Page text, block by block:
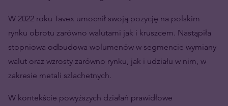
W 2022 roku Tavex umocnił swoją pozycję na polskim
rynku obrotu zarówno walutami jak i kruszcem. Nastąpiła
stopniowa odbudowa wolumenów w segmencie wymiany
walut oraz wzrosty zarówno rynku, jak i udziału w nim, w
zakresie metali szlachetnych.
W kontekście powyższych działań prawidłowe